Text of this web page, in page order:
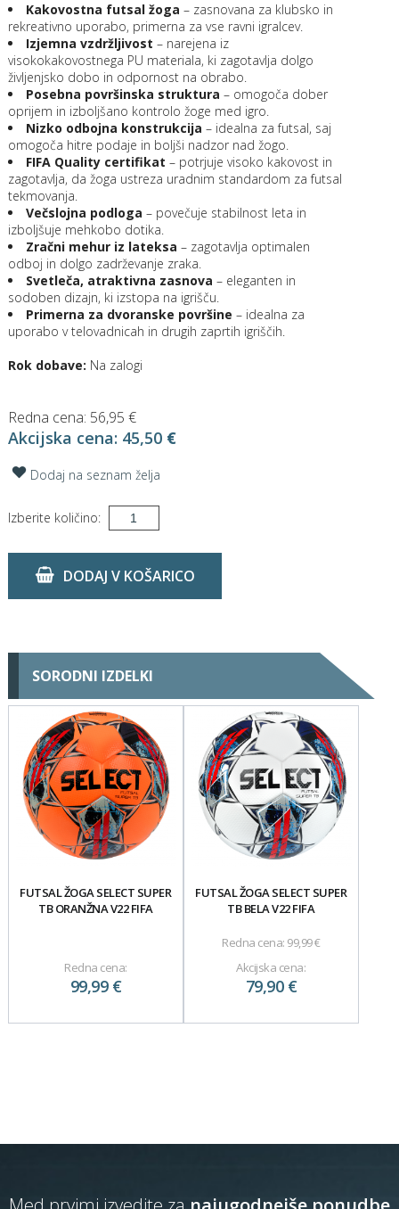
Kakovostna futsal žoga – zasnovana za klubsko in
rekreativno uporabo, primerna za vse ravni igralcev.
Izjemna vzdržljivost – narejena iz
visokokakovostnega PU materiala, ki zagotavlja dolgo
življenjsko dobo in odpornost na obrabo.
Posebna površinska struktura – omogoča dober
oprijem in izboljšano kontrolo žoge med igro.
Nizko odbojna konstrukcija – idealna za futsal, saj
omogoča hitre podaje in boljši nadzor nad žogo.
FIFA Quality certifikat – potrjuje visoko kakovost in
zagotavlja, da žoga ustreza uradnim standardom za futsal
tekmovanja.
Večslojna podloga – povečuje stabilnost leta in
izboljšuje mehkobo dotika.
Zračni mehur iz lateksa – zagotavlja optimalen
odboj in dolgo zadrževanje zraka.
Svetleča, atraktivna zasnova – eleganten in
sodoben dizajn, ki izstopa na igrišču.
Primerna za dvoranske površine – idealna za
uporabo v telovadnicah in drugih zaprtih igriščih.
Rok dobave: Na zalogi
Redna cena: 56,95 €
Akcijska cena: 45,50 €
Dodaj na seznam želja
Izberite količino:
DODAJ V KOŠARICO
SORODNI IZDELKI
FUTSAL ŽOGA SELECT SUPER
TB ORANŽNA V22 FIFA
Redna cena:
99,99 €
FUTSAL ŽOGA SELECT SUPER
TB BELA V22 FIFA
Redna cena: 99,99 €
Akcijska cena:
79,90 €